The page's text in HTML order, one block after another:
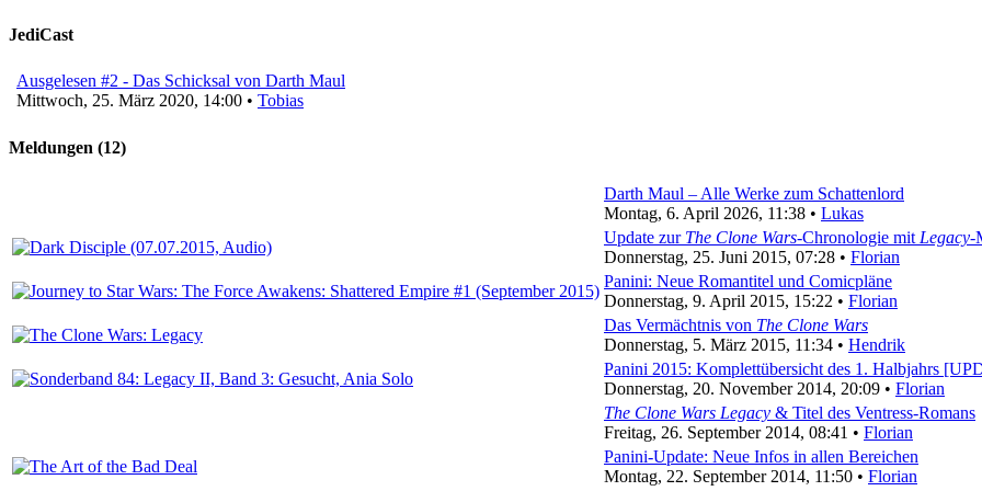
JediCast
Ausgelesen #2 - Das Schicksal von Darth Maul
Mittwoch, 25. März 2020, 14:00 • Tobias
Meldungen (12)
Darth Maul – Alle Werke zum Schattenlord
Montag, 6. April 2026, 11:38 • Lukas
Update zur The Clone Wars-Chronologie mit Legacy-
Donnerstag, 25. Juni 2015, 07:28 • Florian
Panini: Neue Romantitel und Comicpläne
Donnerstag, 9. April 2015, 15:22 • Florian
Das Vermächtnis von The Clone Wars
Donnerstag, 5. März 2015, 11:34 • Hendrik
Panini 2015: Komplettübersicht des 1. Halbjahrs
Donnerstag, 20. November 2014, 20:09 • Florian
The Clone Wars Legacy & Titel des Ventress-Romans
Freitag, 26. September 2014, 08:41 • Florian
Panini-Update: Neue Infos in allen Bereichen
Montag, 22. September 2014, 11:50 • Florian